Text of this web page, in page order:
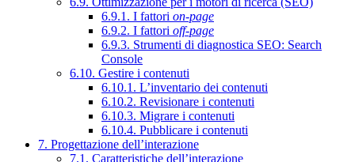
6.9.1. I fattori on-page
6.9.2. I fattori off-page
6.9.3. Strumenti di diagnostica SEO: Search
Console
6.10. Gestire i contenuti
6.10.1. L’inventario dei contenuti
6.10.2. Revisionare i contenuti
6.10.3. Migrare i contenuti
6.10.4. Pubblicare i contenuti
7. Progettazione dell’interazione
7.1. Caratteristiche dell’interazione